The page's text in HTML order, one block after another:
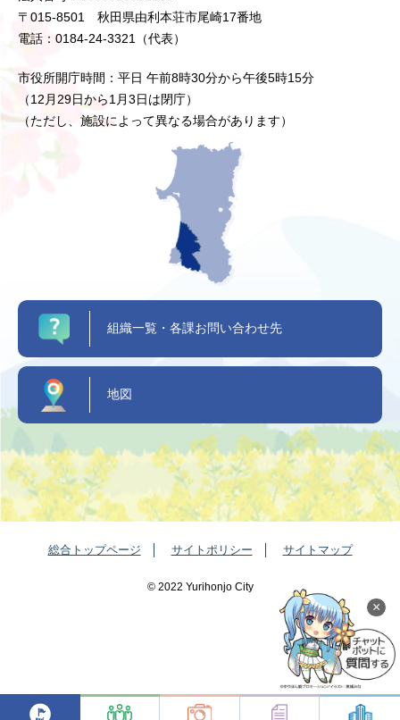
×
〒015-8501 秋田県由利本荘市尾崎17番地
電話：0184-24-3321（代表）
市役所開庁時間：平日 午前8時30分から午後5時15分
（12月29日から1月3日は閉庁）
（ただし、施設によって異なる場合があります）
組織一覧・各課お問い合わせ先
地図
総合トップページ サイトポリシー サイトマップ
©️ 2022 Yurihonjo City